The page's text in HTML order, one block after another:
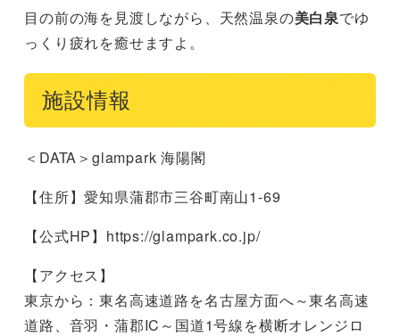
目の前の海を見渡しながら、天然温泉の美白泉でゆ
っくり疲れを癒せますよ。
施設情報
＜DATA＞glampark 海陽閣
【住所】愛知県蒲郡市三谷町南山1-69
【公式HP】https://glampark.co.jp/
【アクセス】
東京から：東名高速道路を名古屋方面へ～東名高速
道路、音羽・蒲郡IC～国道1号線を横断オレンジロ